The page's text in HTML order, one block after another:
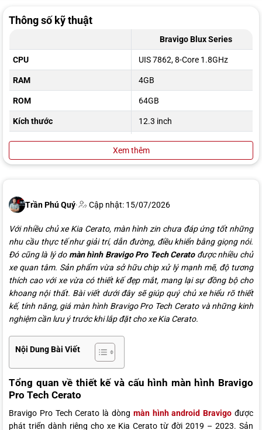
Trần Phú Quý· Cập nhật: 15/07/2026
Với nhiều chủ xe Kia Cerato, màn hình zin chưa đáp ứng tốt những
nhu cầu thực tế như giải trí, dẫn đường, điều khiển bằng giọng nói.
Đó cũng là lý domàn hình Bravigo Pro Tech Ceratođược nhiều chủ
xe quan tâm. Sản phẩm vừa sở hữu chip xử lý mạnh mẽ, độ tương
thích cao với xe vừa có thiết kế đẹp mắt, mang lại sự đồng bộ cho
khoang nội thất. Bài viết dưới đây sẽ giúp quý chủ xe hiểu rõ thiết
kế, tính năng, giá màn hình Bravigo Pro Tech Cerato và những kinh
nghiệm cần lưu ý trước khi lắp đặt cho xe Kia Cerato.
Nội Dung Bài Viết
Tổng quan về thiết kế và cấu hình màn hình Bravigo
Pro Tech Cerato
Bravigo Pro Tech Cerato là dòng màn hình android Bravigo được
phát triển dành riêng cho xe Kia Cerato từ đời 2019 – 2023. Sản
Thông số kỹ thuật
Bravigo Blux Series
CPU UIS 7862, 8-Core 1.8GHz
RAM 4GB
ROM 64GB
Kích thước 12.3 inch
Hệ điều hành
Android 10
Xem thêm